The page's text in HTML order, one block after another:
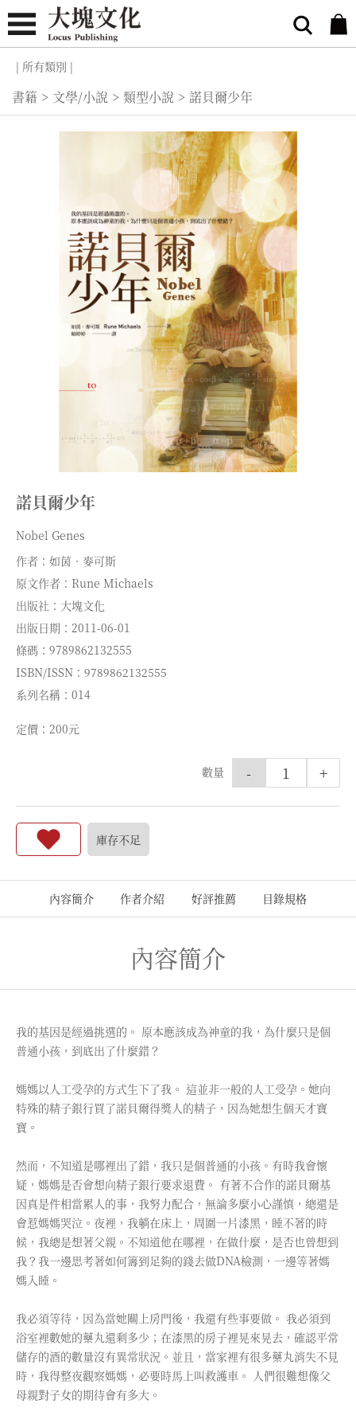
| 所有類別 |
書籍 > 文學/小說 > 類型小說 > 諾貝爾少年
諾貝爾少年
Nobel Genes
作者：如茵．麥可斯
原文作者：Rune Michaels
出版社：大塊文化
出版日期：2011-06-01
條碼：9789862132555
ISBN/ISSN：9789862132555
系列名稱：014
定價：200元
數量 +
-
庫存不足
內容簡介 作者介紹 好評推薦 目錄規格
內容簡介
我的基因是經過挑選的。 原本應該成為神童的我，為什麼只是個
普通小孩，到底出了什麼錯？
媽媽以人工受孕的方式生下了我。 這並非一般的人工受孕。她向
特殊的精子銀行買了諾貝爾得獎人的精子，因為她想生個天才寶
寶。
然而，不知道是哪裡出了錯，我只是個普通的小孩。有時我會懷
疑，媽媽是否會想向精子銀行要求退費。 有著不合作的諾貝爾基
因真是件相當累人的事，我努力配合，無論多麼小心謹慎，總還是
會惹媽媽哭泣。夜裡，我躺在床上，周圍一片漆黑，睡不著的時
候，我總是想著父親。不知道他在哪裡，在做什麼，是否也曾想到
我？我一邊思考著如何籌到足夠的錢去做DNA檢測，一邊等著媽
媽入睡。
我必須等待，因為當她關上房門後，我還有些事要做。 我必須到
浴室裡數她的藥丸還剩多少；在漆黑的房子裡晃來晃去，確認平常
儲存的酒的數量沒有異常狀況。並且，當家裡有很多藥丸消失不見
時，我得整夜觀察媽媽，必要時馬上叫救護車。 人們很難想像父
母親對子女的期待會有多大。